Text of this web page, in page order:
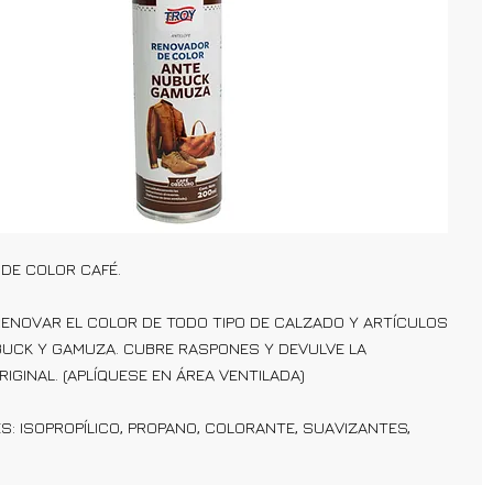
COLOR CAFÉ.
EL COLOR DE TODO TIPO DE CALZADO Y ARTÍCULOS
Y GAMUZA. CUBRE RASPONES Y DEVULVE LA
(APLÍQUESE EN ÁREA VENTILADA)
ISOPROPÍLICO, PROPANO, COLORANTE, SUAVIZANTES,